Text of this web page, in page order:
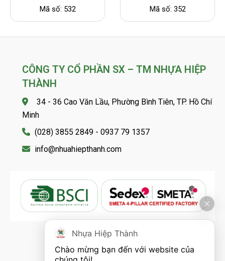
Mã số: 532 Mã số: 352
CÔNG TY CỔ PHẦN SX – TM NHỰA HIỆP
THÀNH
34 - 36 Cao Văn Lầu, Phường Bình Tiên, TP. Hồ Chí
Minh
(028) 3855 2849 - 0937 79 1357
info@nhuahiepthanh.com
FOLLOW US
Nhựa Hiệp Thành
Chào mừng bạn đến với website của